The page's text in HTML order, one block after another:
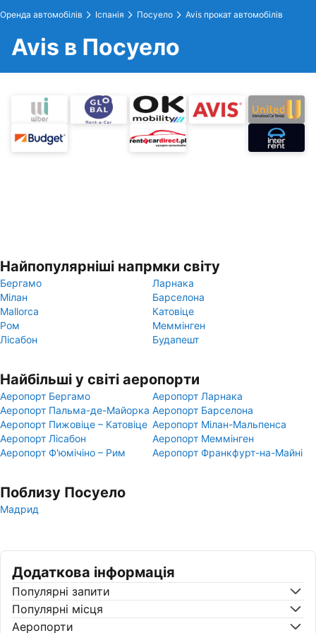
Оренда автомобілів Іспанія Посуело Avis прокат автомобілів
Avis в Посуело
Найпопулярніші напрмки світу
Бергамо
Ларнака
Мілан
Барселона
Mallorca
Катовіце
Ром
Меммінген
Лісабон
Будапешт
Найбільші у світі аеропорти
Аеропорт Бергамо
Аеропорт Ларнака
Аеропорт Пальма-де-Майорка Аеропорт Барселона
Аеропорт Пижовіце – Катовіце Аеропорт Мілан-Мальпенса
Аеропорт Лісабон
Аеропорт Меммінген
Аеропорт Ф'юмічіно – Рим
Аеропорт Франкфурт-на-Майні
Поблизу Посуело
Мадрид
Додаткова інформація
Популярні запити
Популярні місця
Аеропорти